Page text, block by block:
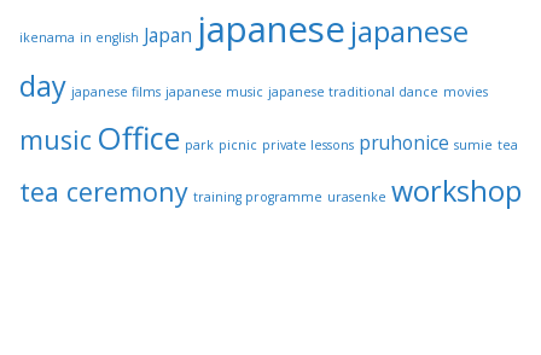
ikenama in english Japan japanese japanese
day japanese films japanese music japanese traditional dance movies
music Office park picnic private lessons pruhonice sumie tea
tea ceremony training programme urasenke workshop